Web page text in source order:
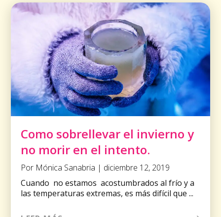
Como sobrellevar el invierno y
no morir en el intento.
Por Mónica Sanabria | diciembre 12, 2019
Cuando no estamos acostumbrados al frío y a
las temperaturas extremas, es más difícil que ...